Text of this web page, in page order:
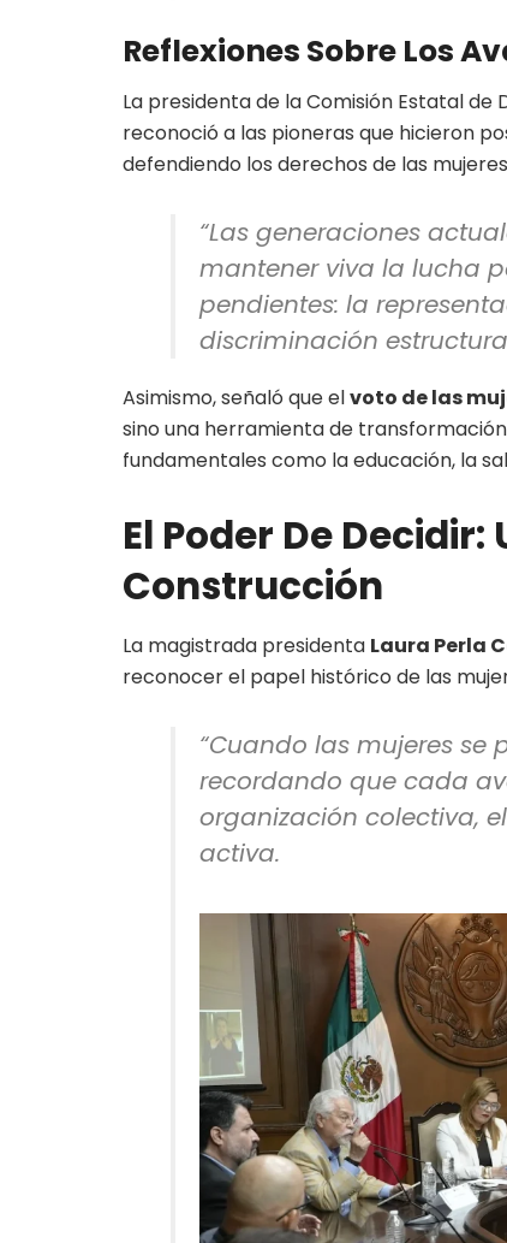
Reflexiones Sobre Los
La presidenta de la Comisión Estatal de
reconoció a las pioneras que hicieron
defendiendo los derechos de las
“Las generaciones
mantener viva la lucha
pendientes: la
discriminación
Asimismo, señaló que elvoto de las
sino una herramienta de
fundamentales como la educación, la
El Poder De Decidir:
Construcción
La magistrada presidenta Laura Perla
reconocer el papel histórico de las
“Cuando las mujeres se
recordando que cada
organización colectiva,
activa.